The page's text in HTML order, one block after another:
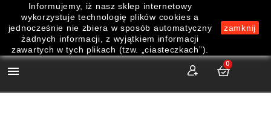

0
Informujemy, iż nasz sklep internetowy
wykorzystuje technologię plików cookies a
jednocześnie nie zbiera w sposób automatyczny
żadnych informacji, z wyjątkiem informacji
zawartych w tych plikach (tzw. „ciasteczkach”).
zamknij